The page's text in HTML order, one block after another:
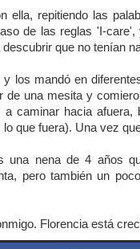
repitiendo las
de las reglas 'I-
que no tenían
los mandó en
una mesita y
caminar hacia
que fuera). Una vez
una nena de 4 años
pero también un
Florencia está